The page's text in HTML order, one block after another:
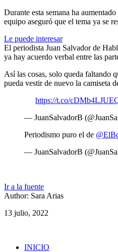
Durante esta semana ha
equipo aseguró que el tema ya se
Le puede interesar
El periodista Juan Salvador de
ya hay acuerdo verbal entre las
Así las cosas, solo queda faltando
pueda vestir de nuevo la camiseta
https://t.co/
— JuanSalvadorB
Periodismo puro el de
— JuanSalvadorB
Ir a la fuente
Author: Sara Arias
13 julio, 2022
INICIO